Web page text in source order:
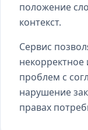
положение
контекст.
Сервис
некорректное
проблем с
нарушение
правах